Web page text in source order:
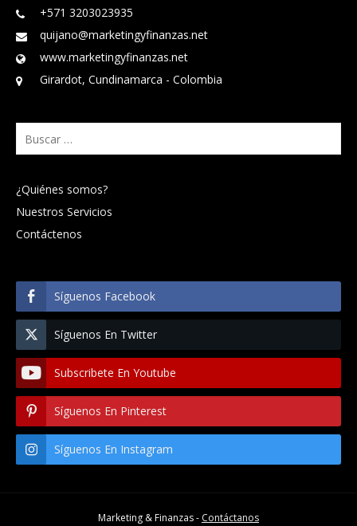
+571 3203023935
quijano@marketingyfinanzas.net
www.marketingyfinanzas.net
Girardot, Cundinamarca - Colombia
Buscar:
¿Quiénes somos?
Nuestros Servicios
Contáctenos
Síguenos Facebook
Síguenos En Twitter
Subscribete En Youtube
Síguenos En Pinterest
Síguenos En Instagram
Marketing & Finanzas - Contáctanos